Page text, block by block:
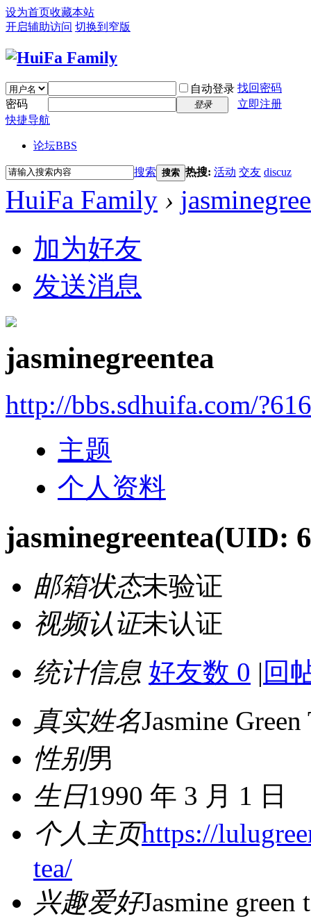
设为首页收藏本站
开启辅助访问 切换到窄版
自动登录 找回密码
密码
登录
立即注册
快捷导航
论坛BBS
搜索 搜索 热搜: 活动 交友 discuz
HuiFa Family ›
加为好友
发送消息
jasminegreentea
http://bbs.sdhuifa.com/
主题
个人资料
jasminegreentea(UID:
邮箱状态未验证
视频认证未认证
统计信息 好友数 0 | 回
真实姓名Jasmine Green
性别男
生日1990 年 3 月 1 日
个人主页https://
tea/
兴趣爱好Jasmine